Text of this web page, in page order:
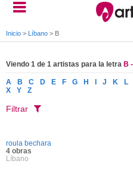
Inicio > Líbano > B
Viendo 1 de 1 artistas para la letra B
A B C D E F G H J K L
X
Y Z
Filtrar
roula bechara
4 obras
Líbano